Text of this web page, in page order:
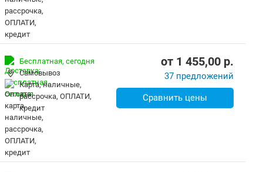
Бесплатная, сегодня
Самовывоз
карта, наличные,
рассрочка, ОПЛАТИ,
кредит
от 1 455,00 p.
37 предложений
Сравнить цены